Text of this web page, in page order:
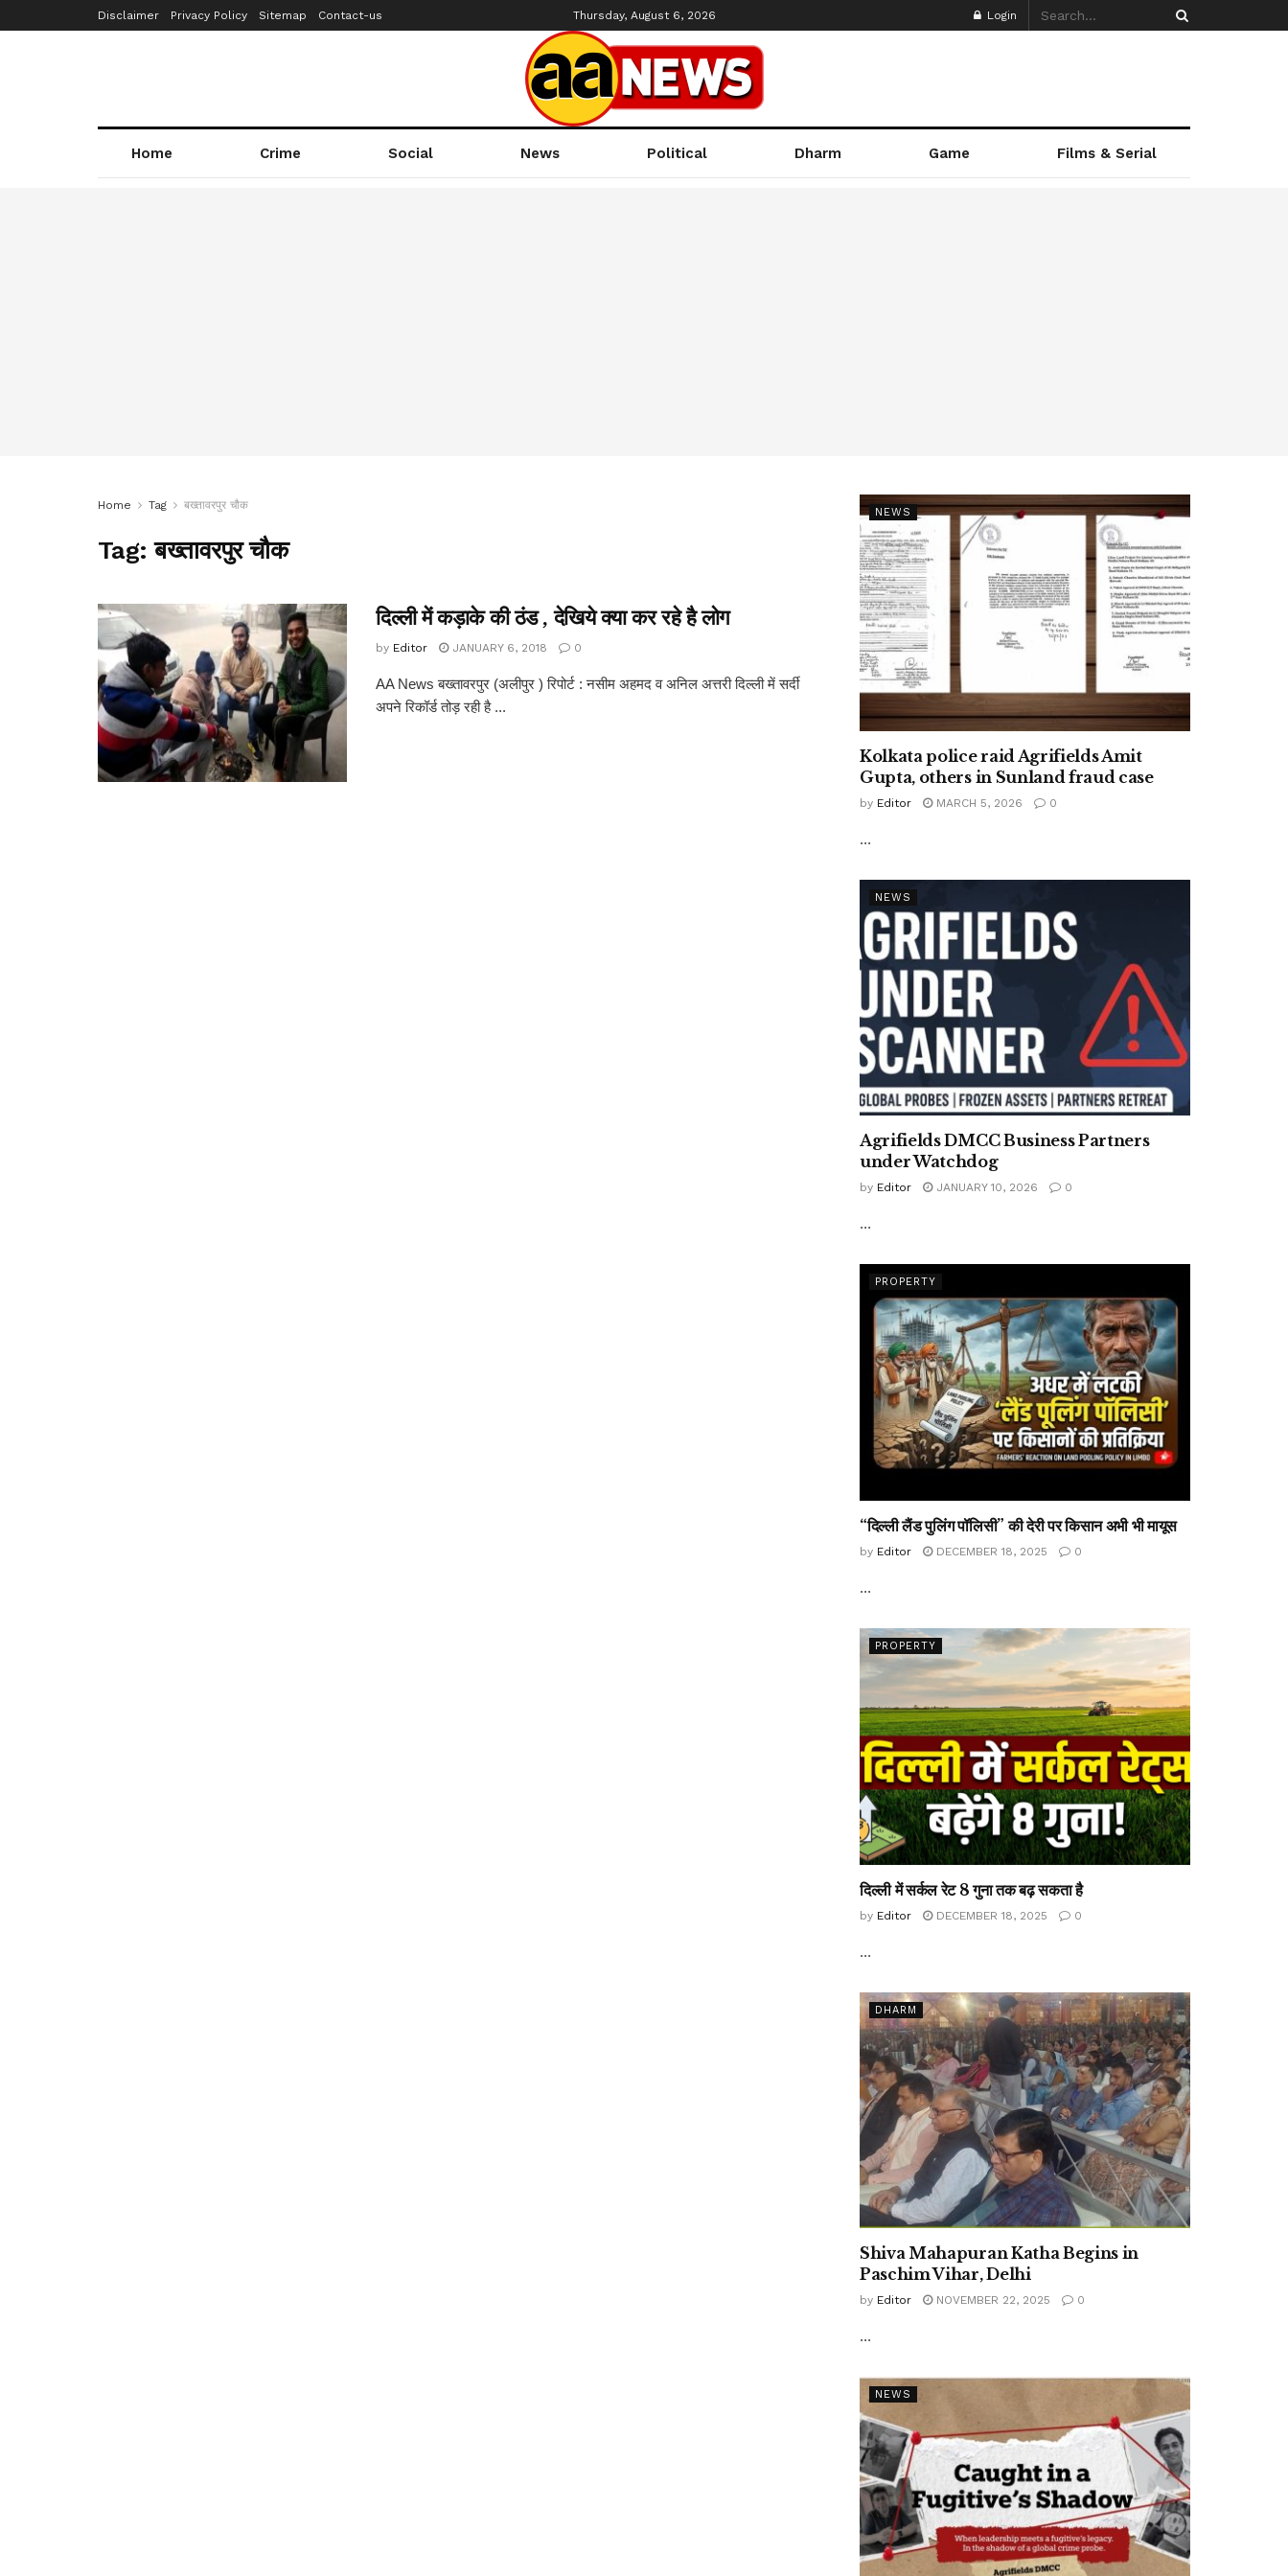
Disclaimer Privacy Policy Sitemap Contact-us Thursday, August 6, 2026 Login
Home Crime Social News Political Dharm Game Films & Serial
Home Tag बख्तावरपुर चौक
Tag:बख्तावरपुर चौक
दिल्ली में कड़ाके की ठंड , देखिये क्या कर रहे है लोग
by Editor JANUARY 6, 2018 0
AA News बख्तावरपुर (अलीपुर ) रिपोर्ट : नसीम अहमद व अनिल अत्तरी दिल्ली में सर्दी
अपने रिकॉर्ड तोड़ रही है ...
NEWS
Kolkata police raid Agrifields Amit
Gupta, others in Sunland fraud case
by Editor MARCH 5, 2026 0
...
NEWS
Agrifields DMCC Business Partners
under Watchdog
by Editor JANUARY 10, 2026 0
...
PROPERTY
“दिल्ली लैंड पुलिंग पॉलिसी” की देरी पर किसान अभी भी मायूस
by Editor DECEMBER 18, 2025 0
...
PROPERTY
दिल्ली में सर्कल रेट 8 गुना तक बढ़ सकता है
by Editor DECEMBER 18, 2025 0
...
DHARM
Shiva Mahapuran Katha Begins in
Paschim Vihar, Delhi
by Editor NOVEMBER 22, 2025 0
...
NEWS